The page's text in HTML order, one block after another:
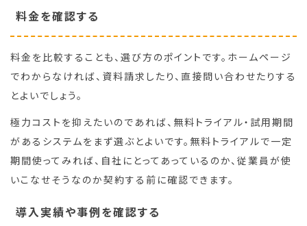
料金を確認する
料金を比較することも、選び方のポイントです。ホームページ
でわからなければ、資料請求したり、直接問い合わせたりする
とよいでしょう。
極力コストを抑えたいのであれば、無料トライアル・試用期間
があるシステムをまず選ぶとよいです。無料トライアルで一定
期間使ってみれば、自社にとってあっているのか、従業員が使
いこなせそうなのか契約する前に確認できます。
導入実績や事例を確認する